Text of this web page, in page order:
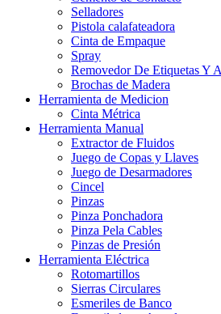
Selladores
Pistola calafateadora
Cinta de Empaque
Spray
Removedor De Etiquetas Y
Brochas de Madera
Herramienta de Medicion
Cinta Métrica
Herramienta Manual
Extractor de Fluidos
Juego de Copas y Llaves
Juego de Desarmadores
Cincel
Pinzas
Pinza Ponchadora
Pinza Pela Cables
Pinzas de Presión
Herramienta Eléctrica
Rotomartillos
Sierras Circulares
Esmeriles de Banco